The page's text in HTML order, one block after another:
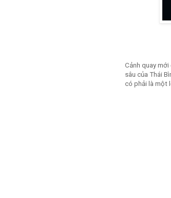
Cảnh quay
sâu của Thái
có phải là một